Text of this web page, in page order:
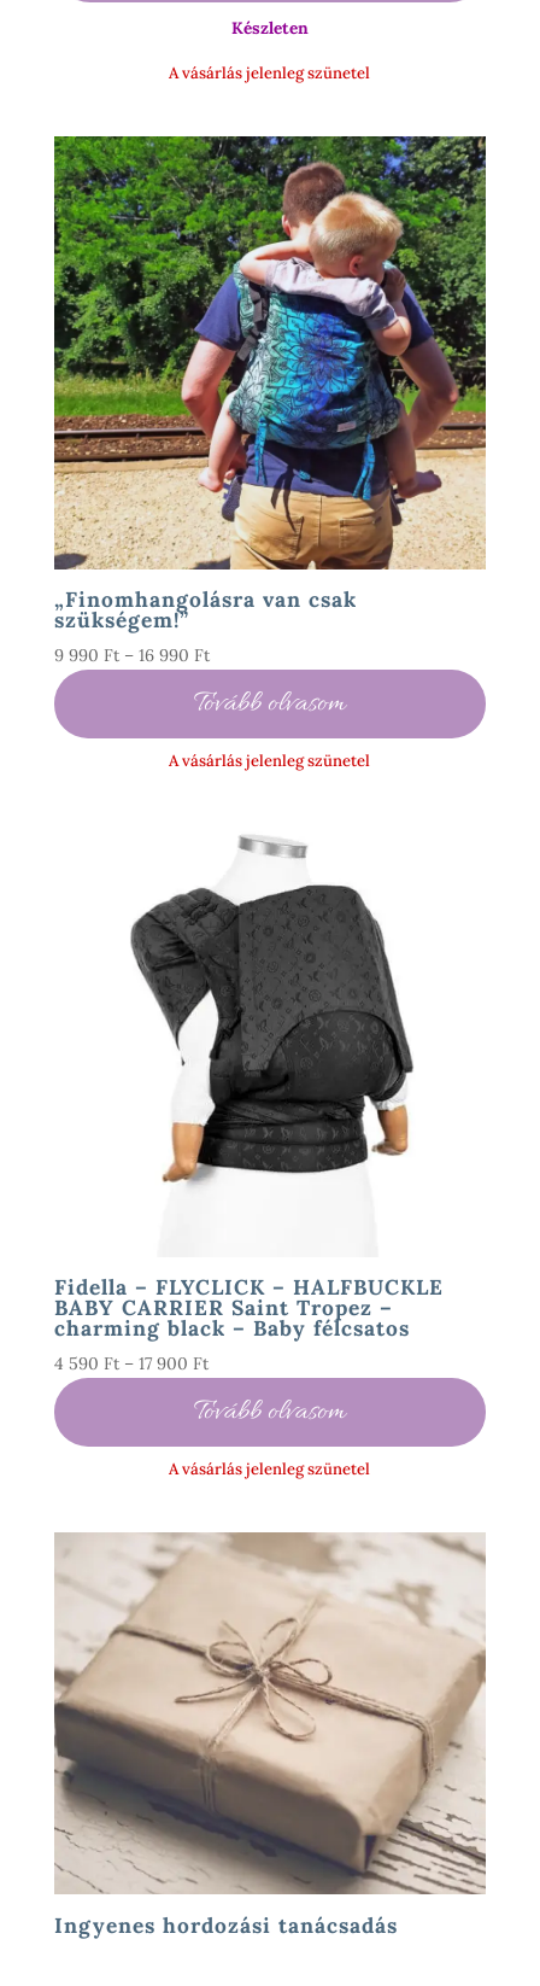
900 Ft.
Készleten
A vásárlás jelenleg szünetel
„Finomhangolásra van csak
szükségem!”
9 990 Ft – 16 990 FtÁrtartomány:
990 Ft
-
16
Tovább olvasom
A vásárlás jelenleg szünetel
Fidella – FLYCLICK – HALFBUCKLE
BABY CARRIER Saint Tropez –
charming black – Baby félcsatos
4 590 Ft – 17 900 FtÁrtartomány:
590 Ft
-
17
Tovább olvasom
A vásárlás jelenleg szünetel
Ingyenes hordozási tanácsadás